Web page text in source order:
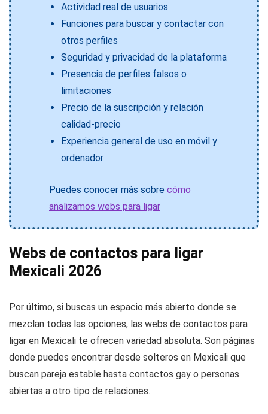
Actividad real de usuarios
Funciones para buscar y contactar con
otros perfiles
Seguridad y privacidad de la plataforma
Presencia de perfiles falsos o
limitaciones
Precio de la suscripción y relación
calidad-precio
Experiencia general de uso en móvil y
ordenador
Puedes conocer más sobre cómo
analizamos webs para ligar
Webs de contactos para ligar
Mexicali 2026
Por último, si buscas un espacio más abierto donde se
mezclan todas las opciones, las webs de contactos para
ligar en Mexicali te ofrecen variedad absoluta. Son páginas
donde puedes encontrar desde solteros en Mexicali que
buscan pareja estable hasta contactos gay o personas
abiertas a otro tipo de relaciones.